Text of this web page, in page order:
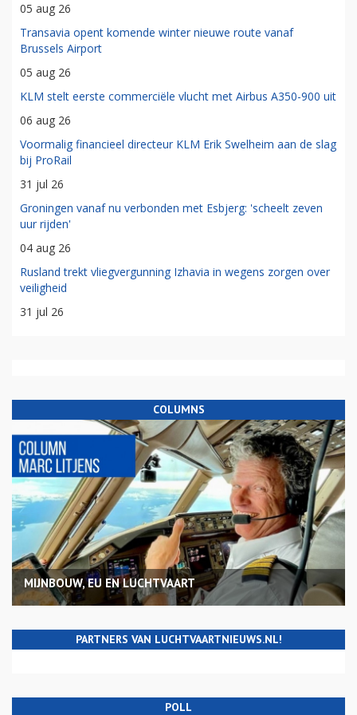
05 aug 26
Transavia opent komende winter nieuwe route vanaf
Brussels Airport
05 aug 26
KLM stelt eerste commerciële vlucht met Airbus A350-900 uit
06 aug 26
Voormalig financieel directeur KLM Erik Swelheim aan de slag
bij ProRail
31 jul 26
Groningen vanaf nu verbonden met Esbjerg: 'scheelt zeven
uur rijden'
04 aug 26
Rusland trekt vliegvergunning Izhavia in wegens zorgen over
veiligheid
31 jul 26
COLUMNS
MIJNBOUW, EU EN LUCHTVAART
PARTNERS VAN LUCHTVAARTNIEUWS.NL!
POLL